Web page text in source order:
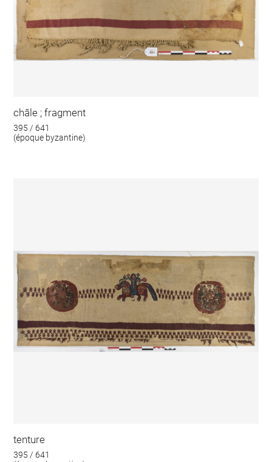
châle ; fragment
395 / 641
(époque byzantine)
tenture
395 / 641